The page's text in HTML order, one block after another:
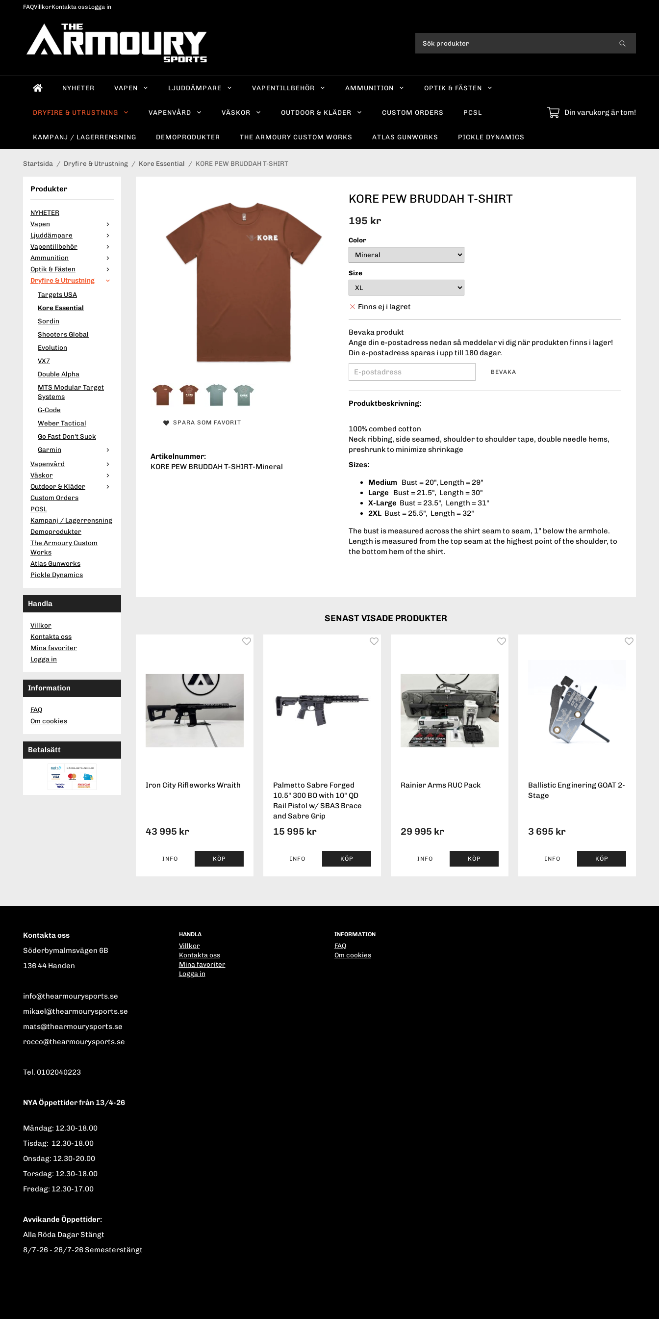
FAQVillkorKontakta ossLogga in
NYHETER VAPEN LJUDDÄMPARE VAPENTILLBEHÖR AMMUNITION OPTIK & FÄSTEN
DRYFIRE & UTRUSTNING VAPENVÅRD VÄSKOR OUTDOOR & KLÄDER CUSTOM ORDERS PCSL
KAMPANJ / LAGERRENSNING DEMOPRODUKTER THE ARMOURY CUSTOM WORKS ATLAS GUNWORKS PICKLE DYNAMICS
Din varukorg är tom!
Startsida / Dryfire & Utrustning / Kore Essential / KORE PEW BRUDDAH T-SHIRT
Produkter
NYHETER
Vapen
Ljuddämpare
Vapentillbehör
Ammunition
Optik & Fästen
Dryfire & Utrustning
Targets USA
Kore Essential
Sordin
Shooters Global
Evolution
VX7
Double Alpha
MTS Modular Target
Systems
G-Code
Weber Tactical
Go Fast Don't Suck
Garmin
Vapenvård
Väskor
Outdoor & Kläder
Custom Orders
PCSL
Kampanj / Lagerrensning
Demoprodukter
The Armoury Custom
Works
Atlas Gunworks
Pickle Dynamics
Handla
Villkor
Kontakta oss
Mina favoriter
Logga in
Information
FAQ
Om cookies
Betalsätt
KORE PEW BRUDDAH T-SHIRT
195 kr
Color
Size
Finns ej i lagret
Bevaka produkt
Ange din e-postadress nedan så meddelar vi dig när produkten finns i lager!
Din e-postadress sparas i upp till 180 dagar.
BEVAKA
Produktbeskrivning:
100% combed cotton
Neck ribbing, side seamed, shoulder to shoulder tape, double needle hems,
preshrunk to minimize shrinkage
Sizes:
Medium Bust = 20", Length = 29"
Large Bust = 21.5", Length = 30"
X-Large Bust = 23.5", Length = 31"
2XL Bust = 25.5", Length = 32"
The bust is measured across the shirt seam to seam, 1” below the armhole.
Length is measured from the top seam at the highest point of the shoulder, to
the bottom hem of the shirt.
SPARA SOM FAVORIT
Artikelnummer:
KORE PEW BRUDDAH T-SHIRT-Mineral
SENAST VISADE PRODUKTER
Iron City Rifleworks Wraith
43 995 kr
INFO KÖP
Palmetto Sabre Forged
10.5" 300 BO with 10" QD
Rail Pistol w/ SBA3 Brace
and Sabre Grip
15 995 kr
INFO KÖP
Rainier Arms RUC Pack
29 995 kr
INFO KÖP
Ballistic Enginering GOAT 2-
Stage
3 695 kr
INFO KÖP
Kontakta oss
Söderbymalmsvägen 6B
136 44 Handen
info@thearmourysports.se
mikael@thearmourysports.se
mats@thearmourysports.se
rocco@thearmourysports.se
Tel. 0102040223
NYA Öppettider från 13/4-26
Måndag: 12.30-18.00
Tisdag: 12.30-18.00
Onsdag: 12.30-20.00
Torsdag: 12.30-18.00
Fredag: 12.30-17.00
Avvikande Öppettider:
Alla Röda Dagar Stängt
8/7-26 - 26/7-26 Semesterstängt
HANDLA
Villkor
Kontakta oss
Mina favoriter
Logga in
INFORMATION
FAQ
Om cookies